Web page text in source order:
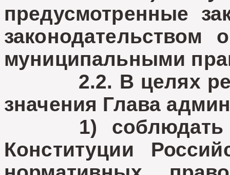
предусмотренные
законодательством
муниципальными
2.2. В целях
значения Глава
1) соблюдать и
Конституции